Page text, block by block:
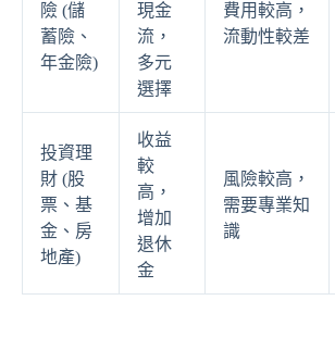
險 (儲
蓄險、
年金險)
現金
流，
多元
選擇
費用較高，
流動性較差
投資理
財 (股
票、基
金、房
地產)
收益
較
高，
增加
退休
金
風險較高，
需要專業知
識